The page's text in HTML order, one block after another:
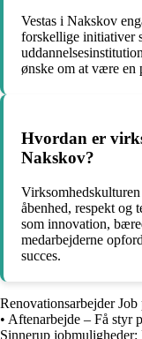
Vestas i Nakskov
forskellige initiativer
ønske om at være en
Hvordan er
Nakskov?
åbenhed, respekt
som innovation,
medarbejderne
succes.
Renovationsarbejder
• Aftenarbejde – Få styr
Sinnerup